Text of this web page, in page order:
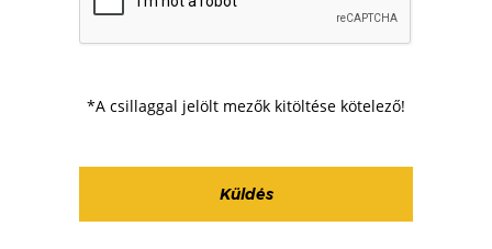
*A csillaggal jelölt mezők kitöltése kötelező!